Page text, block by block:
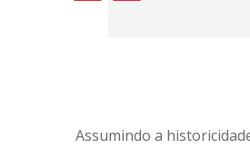
Assumindo a